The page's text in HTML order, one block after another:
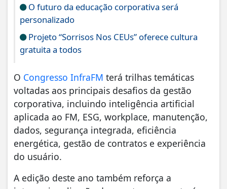
O futuro da educação corporativa será
personalizado
Projeto “Sorrisos Nos CEUs” oferece cultura
gratuita a todos
O Congresso InfraFM terá trilhas temáticas
voltadas aos principais desafios da gestão
corporativa, incluindo inteligência artificial
aplicada ao FM, ESG, workplace, manutenção,
dados, segurança integrada, eficiência
energética, gestão de contratos e experiência
do usuário.
A edição deste ano também reforça a